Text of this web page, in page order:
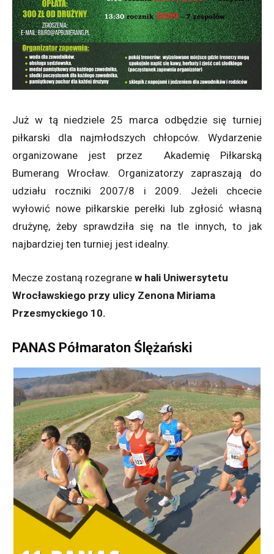
Już w tą niedziele 25 marca odbędzie się turniej
piłkarski dla najmłodszych chłopców. Wydarzenie
organizowane jest przez Akademię Piłkarską
Bumerang Wrocław. Organizatorzy zapraszają do
udziału roczniki 2007/8 i 2009. Jeżeli chcecie
wyłowić nowe piłkarskie perełki lub zgłosić własną
drużynę, żeby sprawdziła się na tle innych, to jak
najbardziej ten turniej jest idealny.
Mecze zostaną rozegrane w hali Uniwersytetu
Wrocławskiego przy ulicy Zenona Miriama
Przesmyckiego 10.
PANAS Półmaraton Ślężański